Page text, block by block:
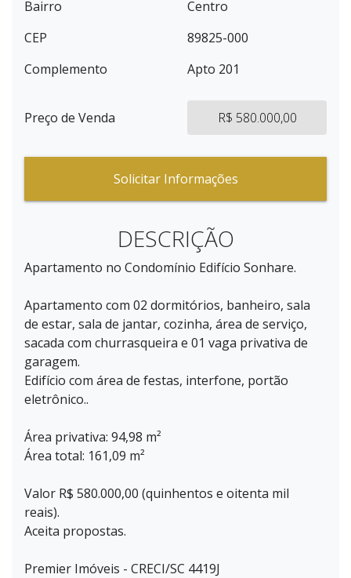
Bairro
Centro
CEP
89825-000
Complemento
Apto 201
Preço de Venda R$ 580.000,00
Solicitar Informações
DESCRIÇÃO
Apartamento no Condomínio Edifício Sonhare.
Apartamento com 02 dormitórios, banheiro, sala
de estar, sala de jantar, cozinha, área de serviço,
sacada com churrasqueira e 01 vaga privativa de
garagem.
Edifício com área de festas, interfone, portão
eletrônico..
Área privativa: 94,98 m²
Área total: 161,09 m²
Valor R$ 580.000,00 (quinhentos e oitenta mil
reais).
Aceita propostas.
Premier Imóveis - CRECI/SC 4419J